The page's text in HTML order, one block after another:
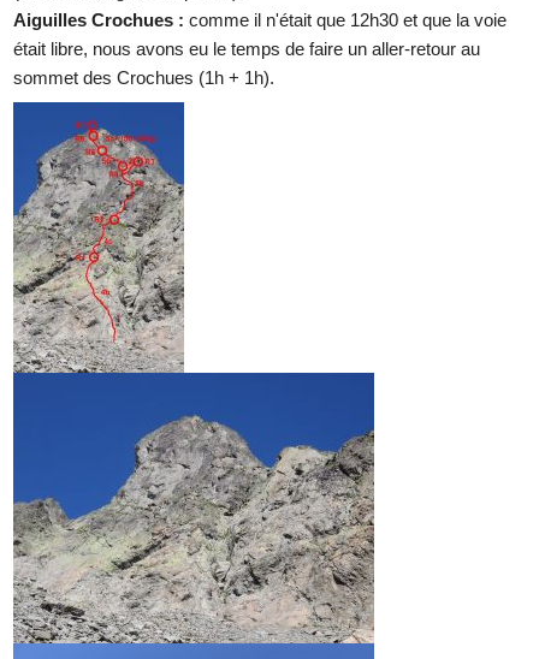
Aiguilles Crochues : comme il n'était que 12h30 et que la voie
était libre, nous avons eu le temps de faire un aller-retour au
sommet des Crochues (1h + 1h).